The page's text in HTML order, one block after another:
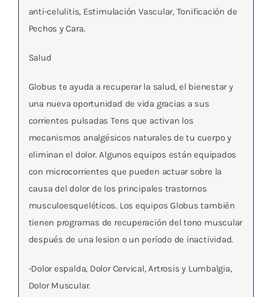
anti-celulitis, Estimulación Vascular, Tonificación de
Pechos y Cara.
Salud
Globus te ayuda a recuperar la salud, el bienestar y
una nueva oportunidad de vida gracias a sus
corrientes pulsadas Tens que activan los
mecanismos analgésicos naturales de tu cuerpo y
eliminan el dolor. Algunos equipos están equipados
con microcorrientes que pueden actuar sobre la
causa del dolor de los principales trastornos
musculoesqueléticos. Los equipos Globus también
tienen programas de recuperación del tono muscular
después de una lesion o un período de inactividad.
-Dolor espalda, Dolor Cervical, Artrosis y Lumbalgia,
Dolor Muscular.